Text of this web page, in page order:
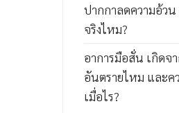
ปากกาลดความอ้ว
จริงไหม?
อาการมือสั่น เกิดจ
อันตรายไหม และ
เมื่อไร?